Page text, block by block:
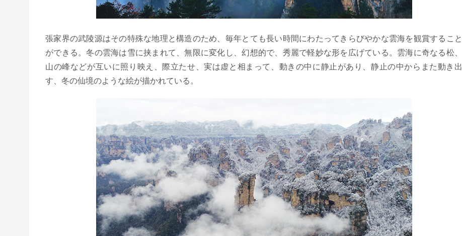
張家界の武陵源はその特殊な地理と構造のため、毎年とても長い時間にわたってきらびやかな雲海を観賞すること
ができる。冬の雲海は雪に挟まれて、無限に変化し、幻想的で、秀麗で軽妙な形を広げている。雲海に奇なる松、
山の峰などが互いに照り映え、際立たせ、実は虚と相まって、動きの中に静止があり、静止の中からまた動き出
す、冬の仙境のような絵が描かれている。